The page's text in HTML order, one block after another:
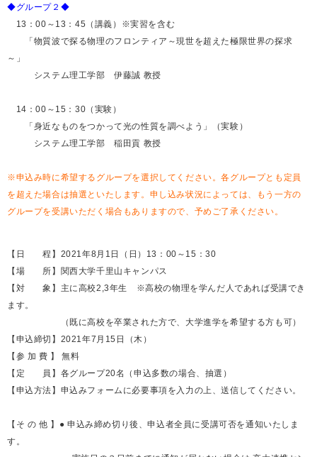
◆グループ２◆
13：00～13：45（講義）※実習を含む
「物質波で探る物理のフロンティア～現世を超えた極限世界の探求
～」
システム理工学部 伊藤誠 教授
14：00～15：30（実験）
「身近なものをつかって光の性質を調べよう」（実験）
システム理工学部 稲田貢 教授
※申込み時に希望するグループを選択してください。各グループとも定員
を超えた場合は抽選といたします。申し込み状況によっては、もう一方の
グループを受講いただく場合もありますので、予めご了承ください。
【日 程】2021年8月1日（日）13：00～15：30
【場 所】関西大学千里山キャンパス
【対 象】主に高校2,3年生 ※高校の物理を学んだ人であれば受講でき
ます。
（既に高校を卒業された方で、大学進学を希望する方も可）
【申込締切】2021年7月15日（木）
【参 加 費 】 無料
【定 員】各グループ20名（申込多数の場合、抽選）
【申込方法】申込みフォームに必要事項を入力の上、送信してください。
【そ の 他 】● 申込み締め切り後、申込者全員に受講可否を通知いたしま
す。